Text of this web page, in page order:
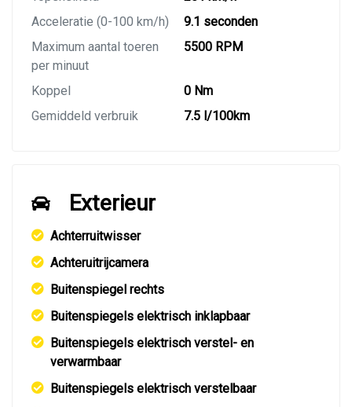
Acceleratie (0-100 km/h)
9.1 seconden
Maximum aantal toeren
per minuut
5500 RPM
Koppel
0 Nm
Gemiddeld verbruik
7.5 l/100km
Exterieur
Achterruitwisser
Achteruitrijcamera
Buitenspiegel rechts
Buitenspiegels elektrisch inklapbaar
Buitenspiegels elektrisch verstel- en
verwarmbaar
Buitenspiegels elektrisch verstelbaar